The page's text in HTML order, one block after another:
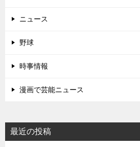
ニュース
野球
時事情報
漫画で芸能ニュース
最近の投稿